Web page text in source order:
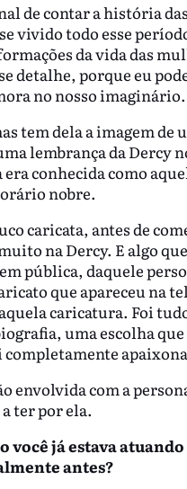
de contar a história
vivido todo esse
da vida das
detalhe, porque eu
no nosso imaginário.
tem dela a imagem
lembrança da Dercy
conhecida como
nobre.
caricata, antes de
na Dercy. E algo
pública, daquele
que apareceu na
caricatura. Foi
uma escolha
envolvida com a
ter por ela.
você já estava
antes?